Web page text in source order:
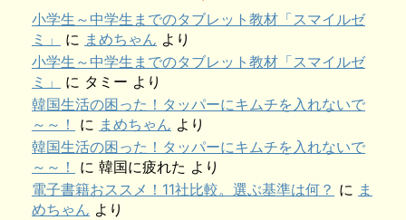
小学生～中学生までのタブレット教材「スマイルゼ
ミ」
に まめちゃん より
小学生～中学生までのタブレット教材「スマイルゼ
ミ」
に タミー より
韓国生活の困った！タッパーにキムチを入れないで
～～！
に まめちゃん より
韓国生活の困った！タッパーにキムチを入れないで
～～！
に 韓国に疲れた より
電子書籍おススメ！11社比較。選ぶ基準は何？ に ま
めちゃん より